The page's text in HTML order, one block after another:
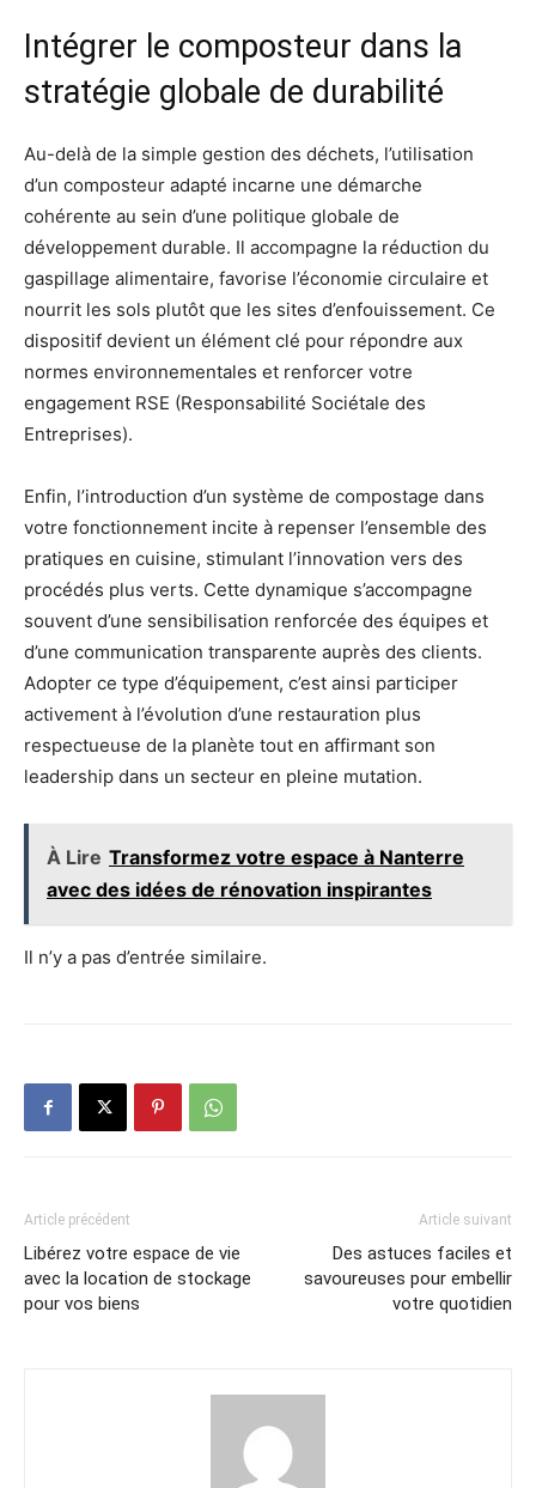
Intégrer le composteur dans la
stratégie globale de durabilité
Au-delà de la simple gestion des déchets, l’utilisation
d’un composteur adapté incarne une démarche
cohérente au sein d’une politique globale de
développement durable. Il accompagne la réduction du
gaspillage alimentaire, favorise l’économie circulaire et
nourrit les sols plutôt que les sites d’enfouissement. Ce
dispositif devient un élément clé pour répondre aux
normes environnementales et renforcer votre
engagement RSE (Responsabilité Sociétale des
Entreprises).
Enfin, l’introduction d’un système de compostage dans
votre fonctionnement incite à repenser l’ensemble des
pratiques en cuisine, stimulant l’innovation vers des
procédés plus verts. Cette dynamique s’accompagne
souvent d’une sensibilisation renforcée des équipes et
d’une communication transparente auprès des clients.
Adopter ce type d’équipement, c’est ainsi participer
activement à l’évolution d’une restauration plus
respectueuse de la planète tout en affirmant son
leadership dans un secteur en pleine mutation.
À Lire Transformez votre espace à Nanterre
avec des idées de rénovation inspirantes
Il n’y a pas d’entrée similaire.
Article précédent
Libérez votre espace de vie
avec la location de stockage
pour vos biens
Article suivant
Des astuces faciles et
savoureuses pour embellir
votre quotidien